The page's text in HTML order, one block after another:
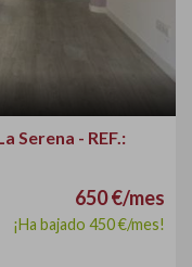
Serena - REF.:
650 €/mes
¡Ha bajado 450 €/mes!